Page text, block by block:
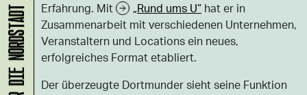
Erfahrung. Mit
„Rund ums U“ hat er in
Zusammenarbeit mit verschiedenen Unternehmen,
Veranstaltern und Locations ein neues,
erfolgreiches Format etabliert.
Der überzeugte Dortmunder sieht seine Funktion